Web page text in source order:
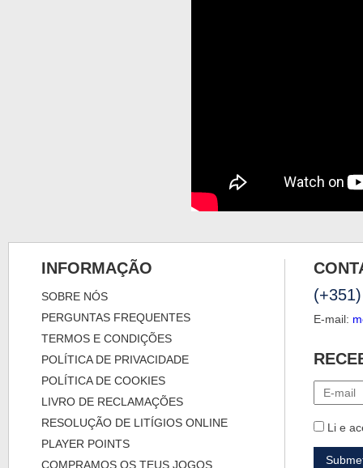
INFORMAÇÃO
SOBRE NÓS
PERGUNTAS FREQUENTES
TERMOS E CONDIÇÕES
POLÍTICA DE PRIVACIDADE
POLÍTICA DE COOKIES
LIVRO DE RECLAMAÇÕES
RESOLUÇÃO DE LITÍGIOS ONLINE
PLAYER POINTS
COMPRAMOS OS TEUS JOGOS
E-mail:
Li e